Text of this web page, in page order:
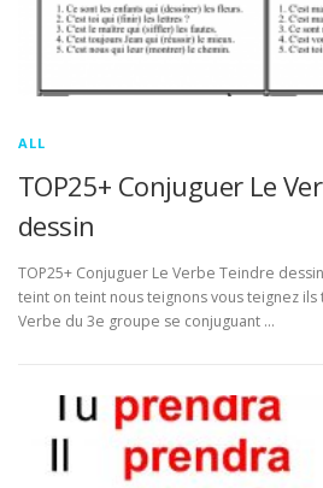
ALL
TOP25+ Conjuguer Le
dessin
TOP25+ Conjuguer Le Verbe Teindre
teint on teint nous teignons vous teignez
Verbe du 3e groupe se conjuguant …